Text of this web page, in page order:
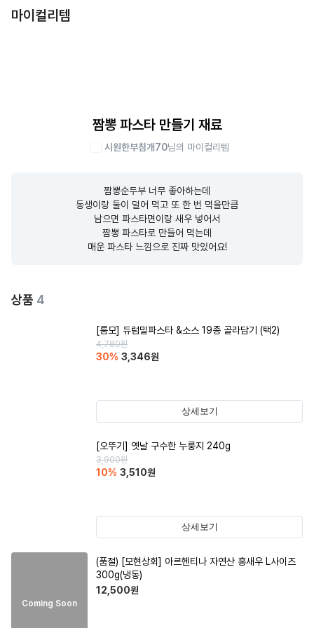
마이컬리템
짬뽕 파스타 만들기 재료
시원한부침개70님의 마이컬리템
짬뽕순두부 너무 좋아하는데
동생이랑 둘이 덜어 먹고 또 한 번 먹을만큼
남으면 파스타면이랑 새우 넣어서
짬뽕 파스타로 만들어 먹는데
매운 파스타 느낌으로 진짜 맛있어요!
상품 4
[룸모] 듀럼밀파스타 &소스 19종 골라담기 (택2)
4,780원
30% 3,346원
상세보기
[오뚜기] 옛날 구수한 누룽지 240g
3,900원
10% 3,510원
상세보기
Coming Soon
(품절) [모현상회] 아르헨티나 자연산 홍새우 L사이즈
300g(냉동)
12,500원